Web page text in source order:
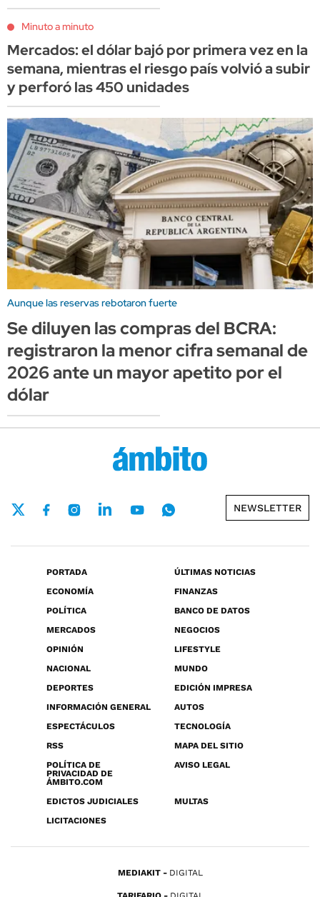
Minuto a minuto
Mercados: el dólar bajó por primera vez en la
semana, mientras el riesgo país volvió a subir
y perforó las 450 unidades
Aunque las reservas rebotaron fuerte
Se diluyen las compras del BCRA:
registraron la menor cifra semanal de
2026 ante un mayor apetito por el
dólar
NEWSLETTER
PORTADA
ÚLTIMAS NOTICIAS
ECONOMÍA
FINANZAS
POLÍTICA
BANCO DE DATOS
MERCADOS
NEGOCIOS
OPINIÓN
LIFESTYLE
NACIONAL
MUNDO
DEPORTES
EDICIÓN IMPRESA
INFORMACIÓN GENERAL
AUTOS
ESPECTÁCULOS
TECNOLOGÍA
RSS
MAPA DEL SITIO
POLÍTICA DE
PRIVACIDAD DE
ÁMBITO.COM
AVISO LEGAL
EDICTOS JUDICIALES
MULTAS
LICITACIONES
MEDIAKIT DIGITAL